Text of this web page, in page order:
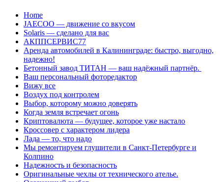
Перейти
содержанию
Home
JAECOO — движение со вкусом
Solaris — сделано для вас
АКППСЕРВИС77
Аренда автомобилей в Калининграде: быстро, выгодно,
надежно!
Бетонный завод ТИТАН — ваш надёжный партнёр.
Ваш персональный фоторедактор
Вижу все
Воздух под контролем
Выбор, которому можно доверять
Когда земля встречает огонь
Криптовалюта — будущее, которое уже настало
Кроссовер с характером лидера
Лада — то, что надо
Мы ремонтируем глушители в Санкт-Петербурге и
Колпино
Надежность и безопасность
Оригинальные чехлы от технического ателье.